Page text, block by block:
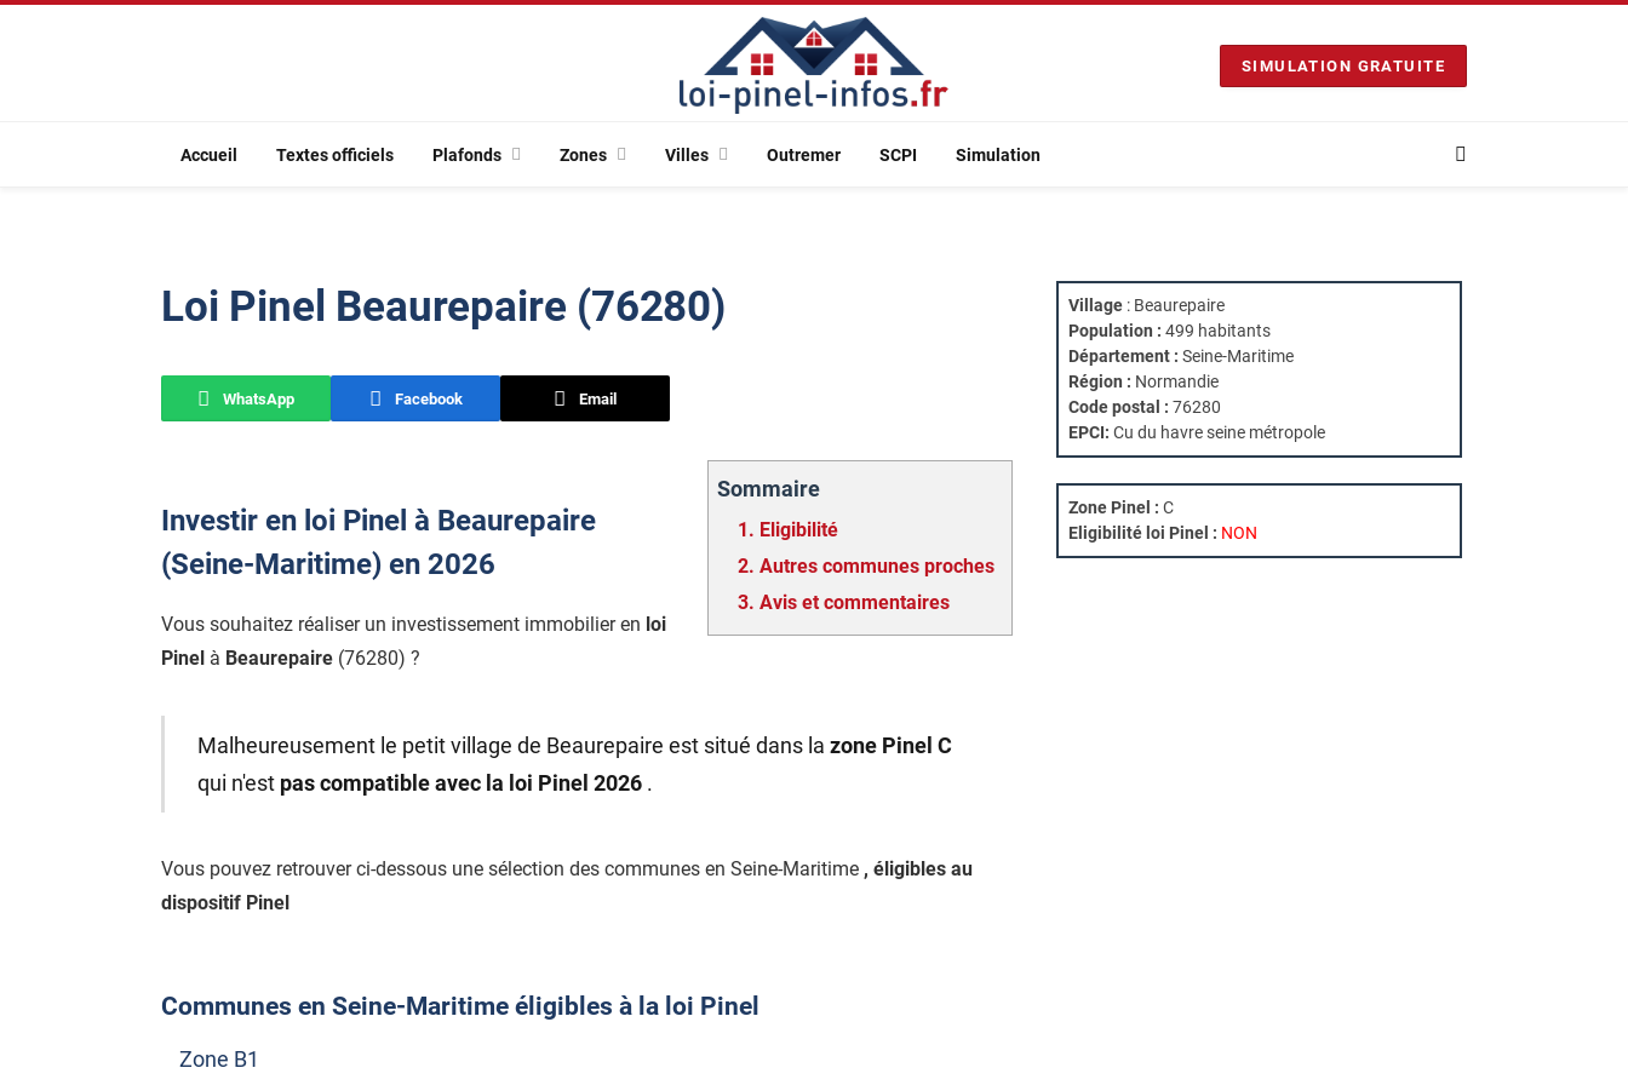
SIMULATION GRATUITE
Accueil Textes officiels Plafonds Zones Villes Outremer SCPI Simulation
Loi Pinel Beaurepaire (76280)
WhatsApp Facebook Email
Sommaire
1. Eligibilité
2. Autres communes proches
3. Avis et commentaires
Investir en loi Pinel à Beaurepaire
(Seine-Maritime) en 2026
Vous souhaitez réaliser un investissement immobilier en loi
Pinel à Beaurepaire (76280) ?
Malheureusement le petit village de Beaurepaire est situé dans la zone Pinel C
qui n'est pas compatible avec la loi Pinel 2026 .
Vous pouvez retrouver ci-dessous une sélection des communes en Seine-Maritime , éligibles au
dispositif Pinel
Communes en Seine-Maritime éligibles à la loi Pinel
Zone B1
Village : Beaurepaire
Population : 499 habitants
Département : Seine-Maritime
Région : Normandie
Code postal : 76280
EPCI: Cu du havre seine métropole
Zone Pinel : C
Eligibilité loi Pinel : NON